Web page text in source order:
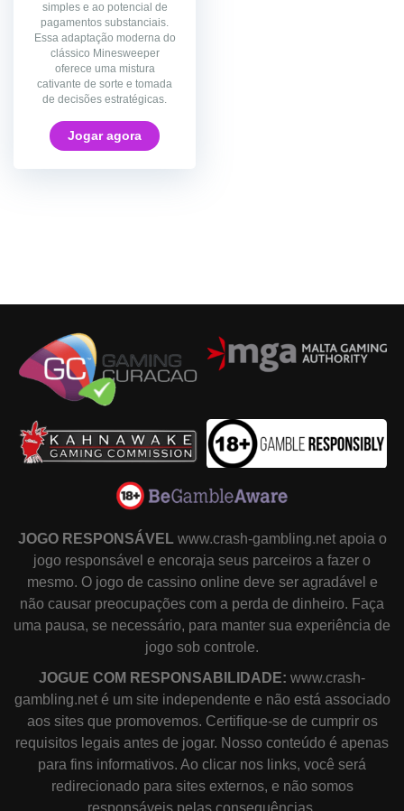
simples e ao potencial de
pagamentos substanciais.
Essa adaptação moderna do
clássico Minesweeper
oferece uma mistura
cativante de sorte e tomada
de decisões estratégicas.
Jogar agora
JOGO RESPONSÁVEL www.crash-gambling.net apoia o
jogo responsável e encoraja seus parceiros a fazer o
mesmo. O jogo de cassino online deve ser agradável e
não causar preocupações com a perda de dinheiro. Faça
uma pausa, se necessário, para manter sua experiência de
jogo sob controle.
JOGUE COM RESPONSABILIDADE: www.crash-
gambling.net é um site independente e não está associado
aos sites que promovemos. Certifique-se de cumprir os
requisitos legais antes de jogar. Nosso conteúdo é apenas
para fins informativos. Ao clicar nos links, você será
redirecionado para sites externos, e não somos
responsáveis pelas consequências.